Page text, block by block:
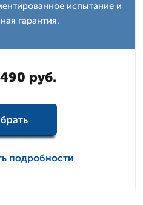
испытание и
гарантия.
руб.
подробности